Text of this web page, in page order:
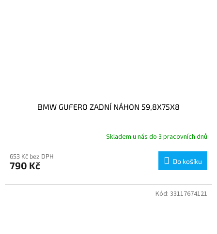
BMW GUFERO ZADNÍ NÁHON 59,8X75X8
Skladem u nás do 3 pracovních dnů
653 Kč bez DPH
790 Kč Do košíku
Kód: 33117674121